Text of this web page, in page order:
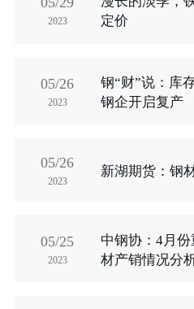
2023
定价
05/26
2023
钢“财”说：库
钢企开启复产
05/26
2023
新湖期货：钢
05/25
2023
中钢协：4月
材产销情况分